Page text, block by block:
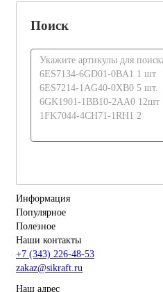
Поиск
Информация
Популярное
Полезное
Наши контакты
+7 (343) 226-48-53
zakaz@sikraft.ru
Наш адрес